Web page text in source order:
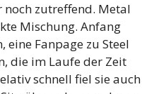
noch zutreffend. Metal
Mischung. Anfang
eine Fanpage zu Steel
die im Laufe der Zeit
schnell fiel sie